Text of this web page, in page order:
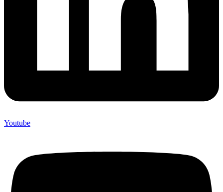
Youtube